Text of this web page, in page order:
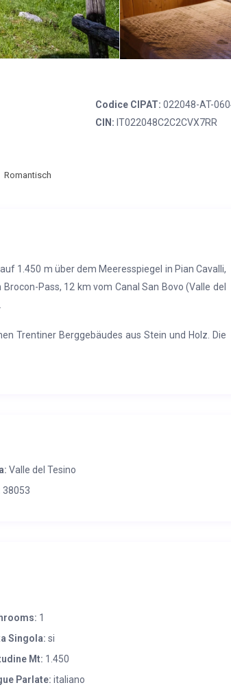
Codice CIPAT: 022048-AT-
CIN: IT022048C2C2CVX7RR
Romantisch
1.450 m über dem Meeresspiegel in Pian Cavalli,
Pass, 12 km vom Canal San Bovo (Valle del
Trentiner Berggebäudes aus Stein und Holz. Die
Valle del Tesino
38053
1
Singola: si
Mt: 1.450
Parlate: italiano